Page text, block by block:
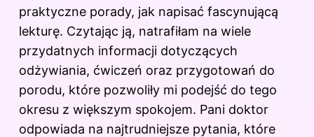
praktyczne porady, jak napisać fascynującą
lekturę. Czytając ją, natrafiłam na wiele
przydatnych informacji dotyczących
odżywiania, ćwiczeń oraz przygotowań do
porodu, które pozwoliły mi podejść do tego
okresu z większym spokojem. Pani doktor
odpowiada na najtrudniejsze pytania, które